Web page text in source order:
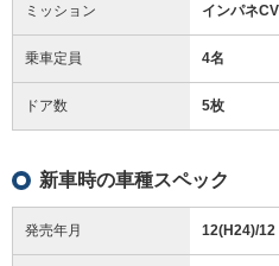
ミッション インパネ
乗車定員 4名
ドア数 5枚
新車時の車種スペック
発売年月 12(H24)/12